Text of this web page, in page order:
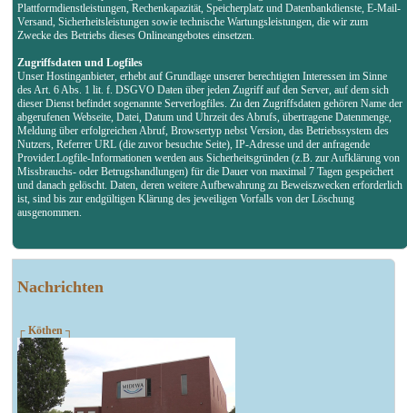
Nachrichten
┌ Köthen ┐
Plattformdienstleistungen, Rechenkapazität, Speicherplatz und Datenbankdienste, E-Mail-
Versand, Sicherheitsleistungen sowie technische Wartungsleistungen, die wir zum
Zwecke des Betriebs dieses Onlineangebotes einsetzen.
Zugriffsdaten und Logfiles
Unser Hostinganbieter, erhebt auf Grundlage unserer berechtigten Interessen im Sinne
des Art. 6 Abs. 1 lit. f. DSGVO Daten über jeden Zugriff auf den Server, auf dem sich
dieser Dienst befindet sogenannte Serverlogfiles. Zu den Zugriffsdaten gehören Name der
abgerufenen Webseite, Datei, Datum und Uhrzeit des Abrufs, übertragene Datenmenge,
Meldung über erfolgreichen Abruf, Browsertyp nebst Version, das Betriebssystem des
Nutzers, Referrer URL (die zuvor besuchte Seite), IP-Adresse und der anfragende
Provider.Logfile-Informationen werden aus Sicherheitsgründen (z.B. zur Aufklärung von
Missbrauchs- oder Betrugshandlungen) für die Dauer von maximal 7 Tagen gespeichert
und danach gelöscht. Daten, deren weitere Aufbewahrung zu Beweiszwecken erforderlich
ist, sind bis zur endgültigen Klärung des jeweiligen Vorfalls von der Löschung
ausgenommen.